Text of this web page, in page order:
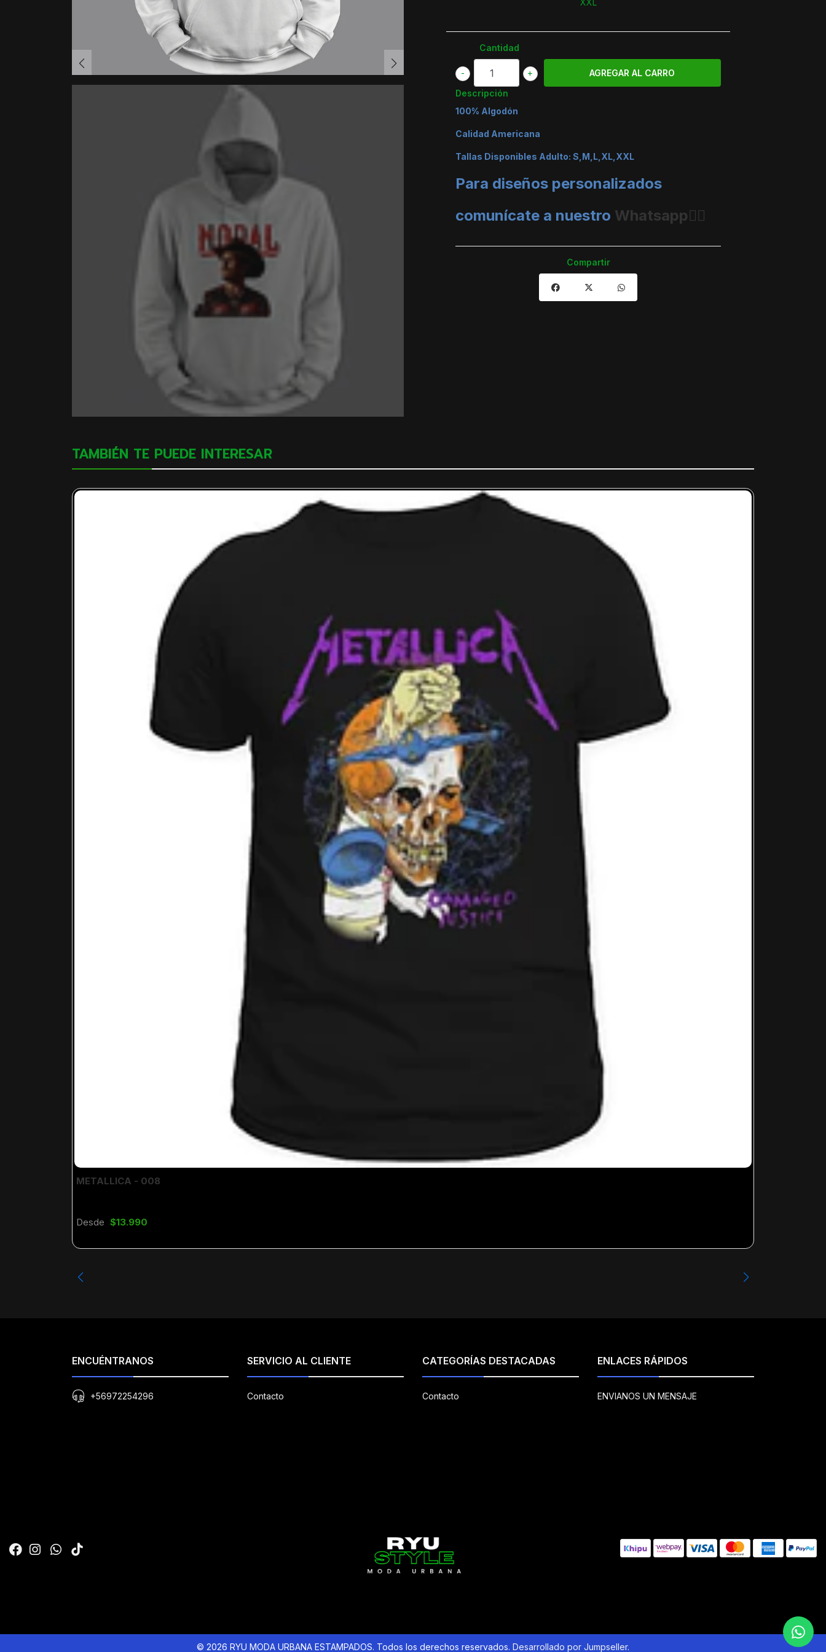
XXL
Cantidad
+
-
Descripción
100% Algodón
Calidad Americana
Tallas Disponibles Adulto: S,M,L,XL,XXL
Para diseños personalizados
comunícate a nuestro Whatsapp👈🏼
Compartir
TAMBIÉN TE PUEDE INTERESAR
METALLICA - 008
Desde $13.990
ENCUÉNTRANOS
+56972254296
SERVICIO AL CLIENTE
Contacto
CATEGORÍAS DESTACADAS
Contacto
ENLACES RÁPIDOS
ENVIANOS UN MENSAJE
© 2026 RYU MODA URBANA ESTAMPADOS. Todos los derechos reservados. Desarrollado por Jumpseller.